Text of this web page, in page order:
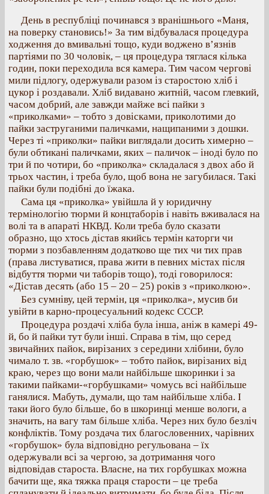
День в республіці починався з вранішнього «Маня,
на поверку становись!» За тим відбувалася процедура
ходження до вмивальні тощо, куди воджено в’язнів
партіями по 30 чоловік, – ця процедура тяглася кілька
годин, поки переходила вся камера. Тим часом чергові
мили підлогу, одержували разом із старостою хліб і
цукор і роздавали. Хліб видавано житній, часом глевкий,
часом добрий, але завжди майже всі пайки з
«приколками» – тобто з довісками, приколотими до
пайки заструганими паличками, нащипаними з дошки.
Через ті «приколки» пайки виглядали досить химерно –
були обтикані паличками, яких – паличок – іноді було по
три й по чотири, бо «приколка» складалася з двох або й
трьох частин, і треба було, щоб вона не загубилася. Такі
пайки були подібні до їжака.
Сама ця «приколка» увійшла й у юридичну
термінологію тюрми й концтаборів і навіть вживалася на
волі та в апараті НКВД. Коли треба було сказати
образно, що хтось дістав якийсь термін каторги чи
тюрми з позбавленням додатково ще тих чи тих прав
(права листуватися, права жити в певних містах після
відбуття тюрми чи таборів тощо), тоді говорилося:
«Дістав десять (або 15 – 20 – 25) років з «приколкою».
Без сумніву, цей термін, ця «приколка», мусив би
увійти в карно-процесуальний кодекс СССР.
Процедура роздачі хліба була інша, аніж в камері 49-
й, бо й пайки тут були інші. Справа в тім, що серед
звичайних пайок, вирізаних з середини хлібини, було
чимало т. зв. «горбушок» – тобто пайок, вирізаних від
краю, через що вони мали найбільше шкоринки і за
такими пайками-«горбушками» чомусь всі найбільше
ганялися. Мабуть, думали, що там найбільше хліба. І
таки його було більше, бо в шкоринці менше вологи, а
значить, на вагу там більше хліба. Через них було безліч
конфліктів. Тому роздача тих благословенних, чарівних
«горбушок» була відповідно регульована – їх
одержували всі за чергою, за дотримання чого
відповідав староста. Власне, на тих горбушках можна
бачити ще, яка тяжка праця старости – це треба